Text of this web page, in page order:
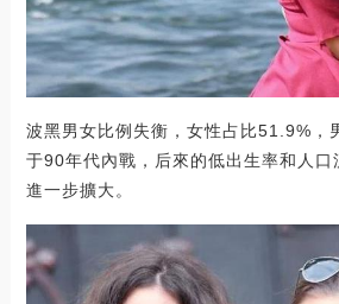
波黑男女比例失衡，女性占比51.9%，
于90年代內戰，后來的低出生率和人口
進一步擴大。